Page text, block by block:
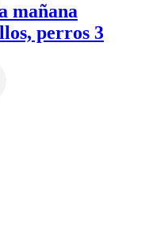
mañana
perros 3